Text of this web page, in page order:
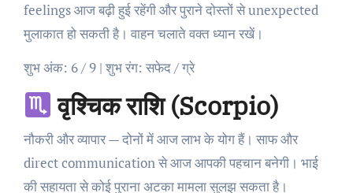
feelings आज बढ़ी हुई रहेंगी और पुराने दोस्तों से unexpected
मुलाकात हो सकती है। वाहन चलाते वक्त ध्यान रखें।
शुभ अंक: 6 / 9 | शुभ रंग: सफेद / ग्रे
वृश्चिक राशि (Scorpio)
नौकरी और व्यापार — दोनों में आज लाभ के योग हैं। साफ और
direct communication से आज आपकी पहचान बनेगी। भाई
की सहायता से कोई पुराना अटका मामला सुलझ सकता है।